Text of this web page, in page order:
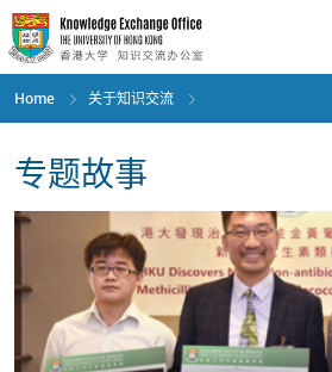
Skip
to
main
content
Home 关于知识交流
专题故事